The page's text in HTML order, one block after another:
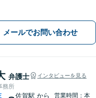
法的権利を明確にし、納得の
ができるよう支援いたします
メールでお問い合わせ
弁護士 インタビューを見る
務所
佐賀駅から
営業時間：本